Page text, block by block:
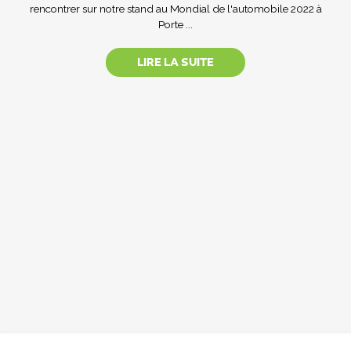
rencontrer sur notre stand au Mondial de l'automobile 2022 à
Porte ...
LIRE LA SUITE